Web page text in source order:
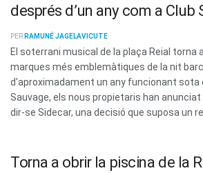
després d’un any com a Club
PER RAMUNÉ JAGELAVICUTE
El soterrani musical de la plaça Reial torna
marques més emblemàtiques de la nit
d'aproximadament un any funcionant sota
Sauvage, els nous propietaris han
dir-se Sidecar, una decisió que suposa un
Torna a obrir la piscina de la